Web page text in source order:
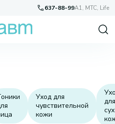
637-88-99A1, МТС, Life
Уход для
чувствительной
кожи
для